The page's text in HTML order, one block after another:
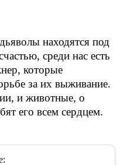
находятся под
среди нас есть
которые
за их выживание.
и животные, о
его всем сердцем.